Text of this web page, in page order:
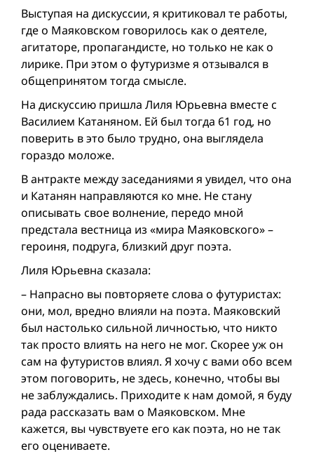
Выступая на дискуссии, я критиковал те работы,
где о Маяковском говорилось как о деятеле,
агитаторе, пропагандисте, но только не как о
лирике. При этом о футуризме я отзывался в
общепринятом тогда смысле.
На дискуссию пришла Лиля Юрьевна вместе с
Василием Катаняном. Ей был тогда 61 год, но
поверить в это было трудно, она выглядела
гораздо моложе.
В антракте между заседаниями я увидел, что она
и Катанян направляются ко мне. Не стану
описывать свое волнение, передо мной
предстала вестница из «мира Маяковского» –
героиня, подруга, близкий друг поэта.
Лиля Юрьевна сказала:
– Напрасно вы повторяете слова о футуристах:
они, мол, вредно влияли на поэта. Маяковский
был настолько сильной личностью, что никто
так просто влиять на него не мог. Скорее уж он
сам на футуристов влиял. Я хочу с вами обо всем
этом поговорить, не здесь, конечно, чтобы вы
не заблуждались. Приходите к нам домой, я буду
рада рассказать вам о Маяковском. Мне
кажется, вы чувствуете его как поэта, но не так
его оцениваете.